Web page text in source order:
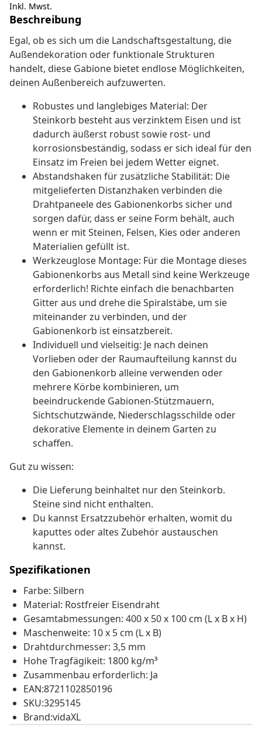
Inkl. Mwst.
Beschreibung
Egal, ob es sich um die Landschaftsgestaltung, die
Außendekoration oder funktionale Strukturen
handelt, diese Gabione bietet endlose Möglichkeiten,
deinen Außenbereich aufzuwerten.
Robustes und langlebiges Material: Der
Steinkorb besteht aus verzinktem Eisen und ist
dadurch äußerst robust sowie rost- und
korrosionsbeständig, sodass er sich ideal für den
Einsatz im Freien bei jedem Wetter eignet.
Abstandshaken für zusätzliche Stabilität: Die
mitgelieferten Distanzhaken verbinden die
Drahtpaneele des Gabionenkorbs sicher und
sorgen dafür, dass er seine Form behält, auch
wenn er mit Steinen, Felsen, Kies oder anderen
Materialien gefüllt ist.
Werkzeuglose Montage: Für die Montage dieses
Gabionenkorbs aus Metall sind keine Werkzeuge
erforderlich! Richte einfach die benachbarten
Gitter aus und drehe die Spiralstäbe, um sie
miteinander zu verbinden, und der
Gabionenkorb ist einsatzbereit.
Individuell und vielseitig: Je nach deinen
Vorlieben oder der Raumaufteilung kannst du
den Gabionenkorb alleine verwenden oder
mehrere Körbe kombinieren, um
beeindruckende Gabionen-Stützmauern,
Sichtschutzwände, Niederschlagsschilde oder
dekorative Elemente in deinem Garten zu
schaffen.
Gut zu wissen:
Die Lieferung beinhaltet nur den Steinkorb.
Steine sind nicht enthalten.
Du kannst Ersatzzubehör erhalten, womit du
kaputtes oder altes Zubehör austauschen
kannst.
Spezifikationen
Farbe: Silbern
Material: Rostfreier Eisendraht
Gesamtabmessungen: 400 x 50 x 100 cm (L x B x H)
Maschenweite: 10 x 5 cm (L x B)
Drahtdurchmesser: 3,5 mm
Hohe Tragfägikeit: 1800 kg/m³
Zusammenbau erforderlich: Ja
EAN:8721102850196
SKU:3295145
Brand:vidaXL